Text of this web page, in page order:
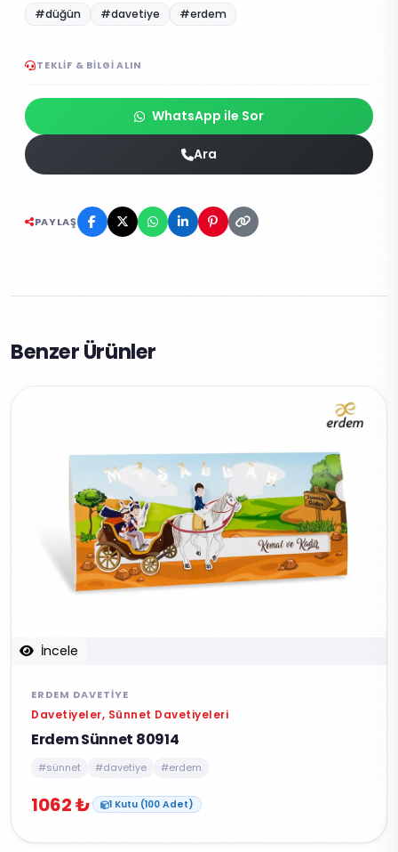
#düğün #davetiye #erdem
TEKLIF & BILGI ALIN
WhatsApp ile Sor
Ara
PAYLAŞ
Benzer Ürünler
İncele
ERDEM DAVETIYE
Davetiyeler, Sünnet Davetiyeleri
Erdem Sünnet 80914
#sünnet #davetiye #erdem
1062 ₺ 1 Kutu (100 Adet)